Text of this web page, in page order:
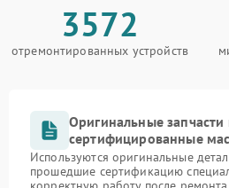
3572
отремонтированных устройств
Оригинальные запчасти
сертифицированные
Используются оригинальные
прошедшие сертификацию